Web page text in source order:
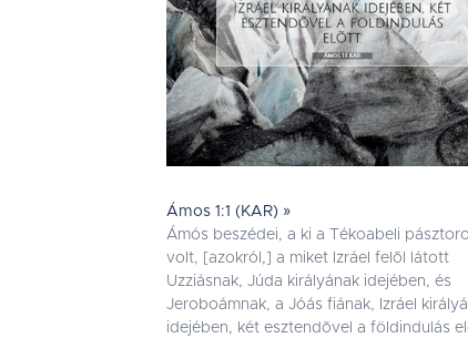
Ámos 1:1 (KAR) »
Ámós beszédei, a ki a Tékoabeli
volt, [azokról,] a miket Izráel felõl látott
Uzziásnak, Júda királyának idejében, és
Jeroboámnak, a Jóás fiának, Izráel
idejében, két esztendõvel a földindulás